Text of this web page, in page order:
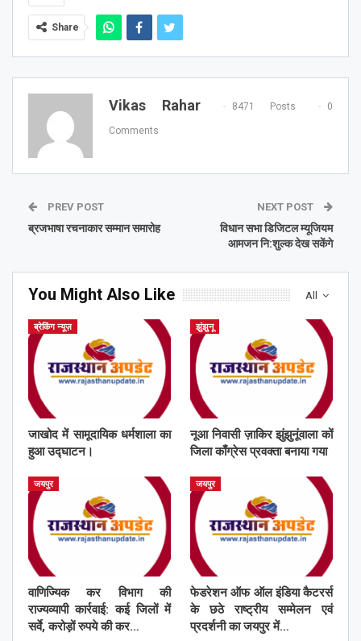
Share
Vikas Rahar 8471 Posts 0
Comments
PREV POST
ब्रजभाषा रचनाकार सम्मान समारोह
NEXT POST
विधान सभा डि‍जिटल म्‍यूजियम
आमजन नि:शुल्‍क देख सकेंगे
All
You Might Also Like
ब्रेकिंग न्यूज़
जाखोद में सामूदायिक धर्मशाला का
हुआ उद्घाटन।
झुंझुनू
नूआ निवासी ज़ाकिर झुंझुनूंवाला कों
जिला काँग्रेस प्रवक्ता बनाया गया
जयपुर
वाणिज्यिक कर विभाग की
राज्यव्यापी कार्रवाई: कई जिलों में
सर्वे, करोड़ों रुपये की कर…
जयपुर
फेडरेशन ऑफ ऑल इंडिया कैटरर्स
के छठे राष्ट्रीय सम्मेलन एवं
प्रदर्शनी का जयपुर में…